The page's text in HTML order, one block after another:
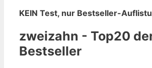
KEIN Test, nur Bestseller-
zweizahn - Top20
Bestseller